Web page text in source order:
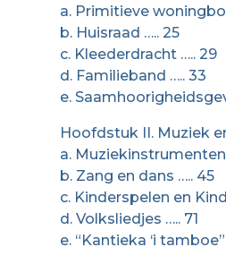
a. Primitieve
b. Huisraad ….. 25
c. Kleederdracht ….. 29
d. Familieband ….. 33
e.
Hoofdstuk II. Muziek
a. Muziekinstrumenten
b. Zang en dans ….. 45
c. Kinderspelen en
d. Volksliedjes ….. 71
e. “Kantieka ‘i